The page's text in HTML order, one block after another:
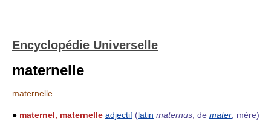
Encyclopédie Universelle
maternelle
maternelle
● maternel, maternelle adjectif (latin maternus , de mater , mère)